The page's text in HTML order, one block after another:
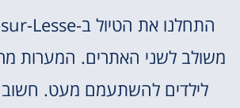
משולב לשני האתרים. המערות